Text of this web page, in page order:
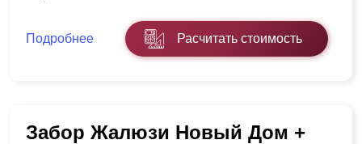
Подробнее Расчитать стоимость
Забор Жалюзи Новый Дом +